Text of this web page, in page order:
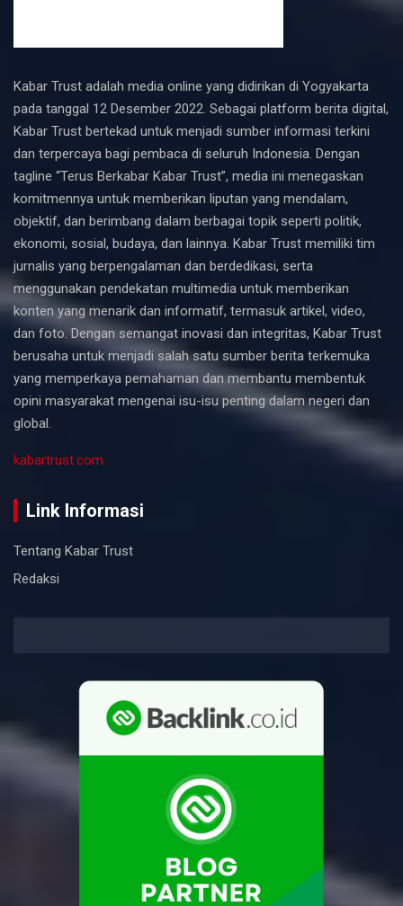
Kabar Trust adalah media online yang didirikan di Yogyakarta
pada tanggal 12 Desember 2022. Sebagai platform berita digital,
Kabar Trust bertekad untuk menjadi sumber informasi terkini
dan terpercaya bagi pembaca di seluruh Indonesia. Dengan
tagline “Terus Berkabar Kabar Trust”, media ini menegaskan
komitmennya untuk memberikan liputan yang mendalam,
objektif, dan berimbang dalam berbagai topik seperti politik,
ekonomi, sosial, budaya, dan lainnya. Kabar Trust memiliki tim
jurnalis yang berpengalaman dan berdedikasi, serta
menggunakan pendekatan multimedia untuk memberikan
konten yang menarik dan informatif, termasuk artikel, video,
dan foto. Dengan semangat inovasi dan integritas, Kabar Trust
berusaha untuk menjadi salah satu sumber berita terkemuka
yang memperkaya pemahaman dan membantu membentuk
opini masyarakat mengenai isu-isu penting dalam negeri dan
global.
kabartrust.com
Link Informasi
Tentang Kabar Trust
Redaksi